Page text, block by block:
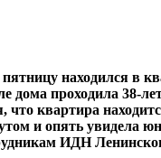
находился в
дома проходила 38-
квартира
и опять увидела
ИДН